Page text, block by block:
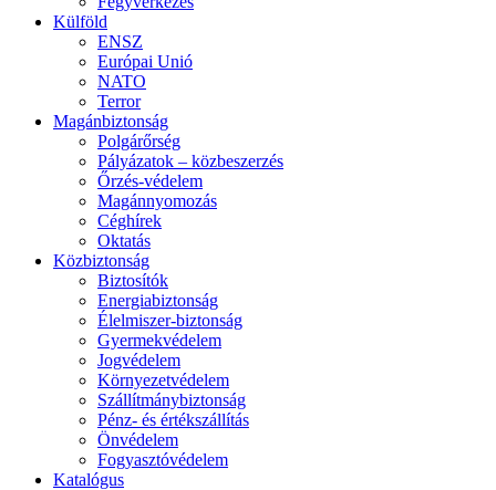
Külföld
ENSZ
Európai Unió
NATO
Terror
Magánbiztonság
Polgárőrség
Pályázatok – közbeszerzés
Őrzés-védelem
Magánnyomozás
Céghírek
Oktatás
Közbiztonság
Biztosítók
Energiabiztonság
Élelmiszer-biztonság
Gyermekvédelem
Jogvédelem
Környezetvédelem
Szállítmánybiztonság
Pénz- és értékszállítás
Önvédelem
Fogyasztóvédelem
Katalógus